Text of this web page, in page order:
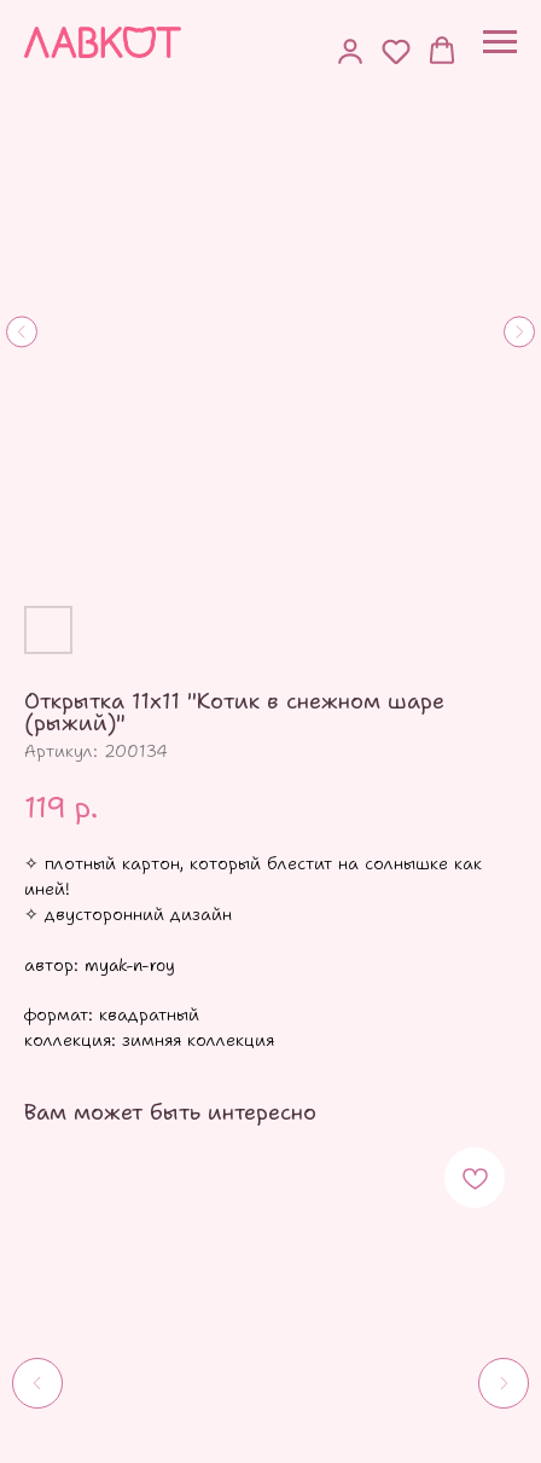
Открытка 11х11 "Котик в снежном шаре
(рыжий)"
Артикул: 200134
119 р.
✧ плотный картон, который блестит на солнышке как
иней!
✧ двусторонний дизайн
автор: myak-n-roy
формат: квадратный
коллекция: зимняя коллекция
Вам может быть интересно